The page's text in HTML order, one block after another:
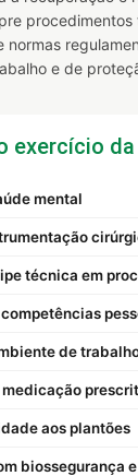
normas
e de
exercício
mental
técnica em
de
aos plantões
biossegurança